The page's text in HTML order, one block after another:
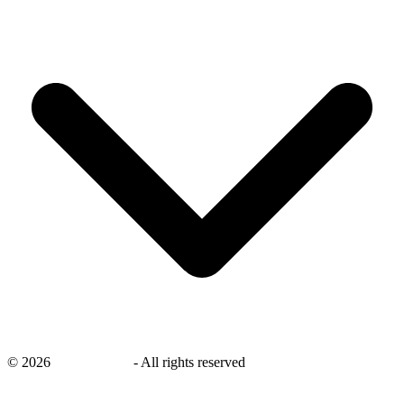
© 2026 - All rights reserved